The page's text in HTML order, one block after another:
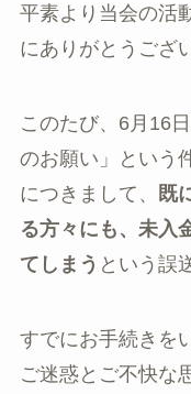
平素より当会の活
にありがとうござ
このたび、6月16
のお願い」という
につきまして、
既
る方々にも、未入
てしまう という誤
すでにお手続きを
ご迷惑とご不快な